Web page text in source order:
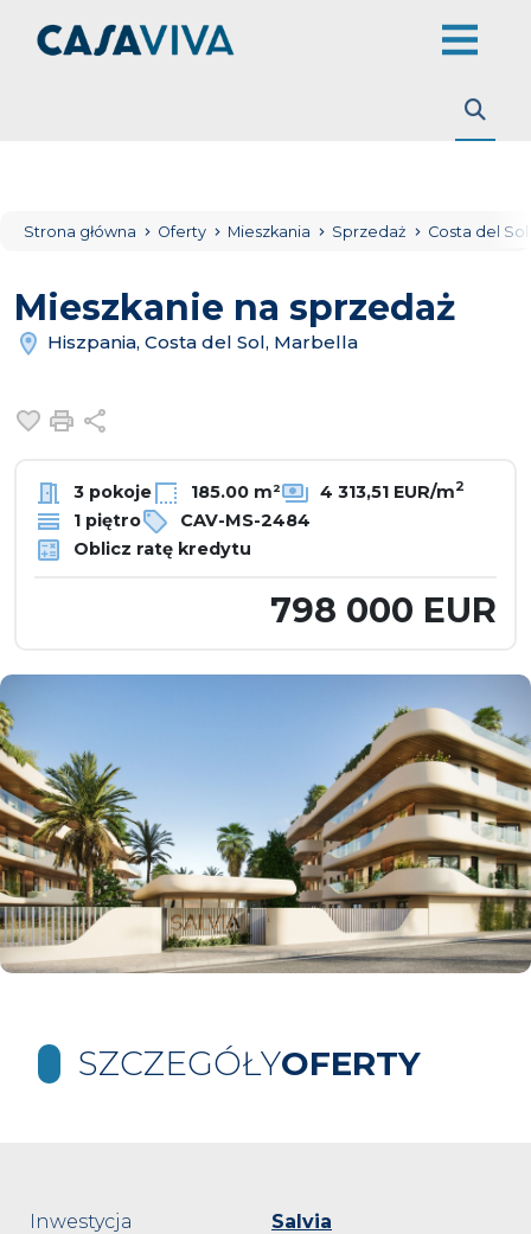
Strona główna Oferty Mieszkania Sprzedaż Costa del Sol
Mieszkanie na sprzedaż
Hiszpania, Costa del Sol, Marbella
Dodaj do ulubionych
Drukuj
3 pokoje 185.00 m² 4 313,51 EUR/m2
1 piętro
CAV-MS-2484
Oblicz ratę kredytu
798 000 EUR
SZCZEGÓŁYOFERTY
Inwestycja
Salvia